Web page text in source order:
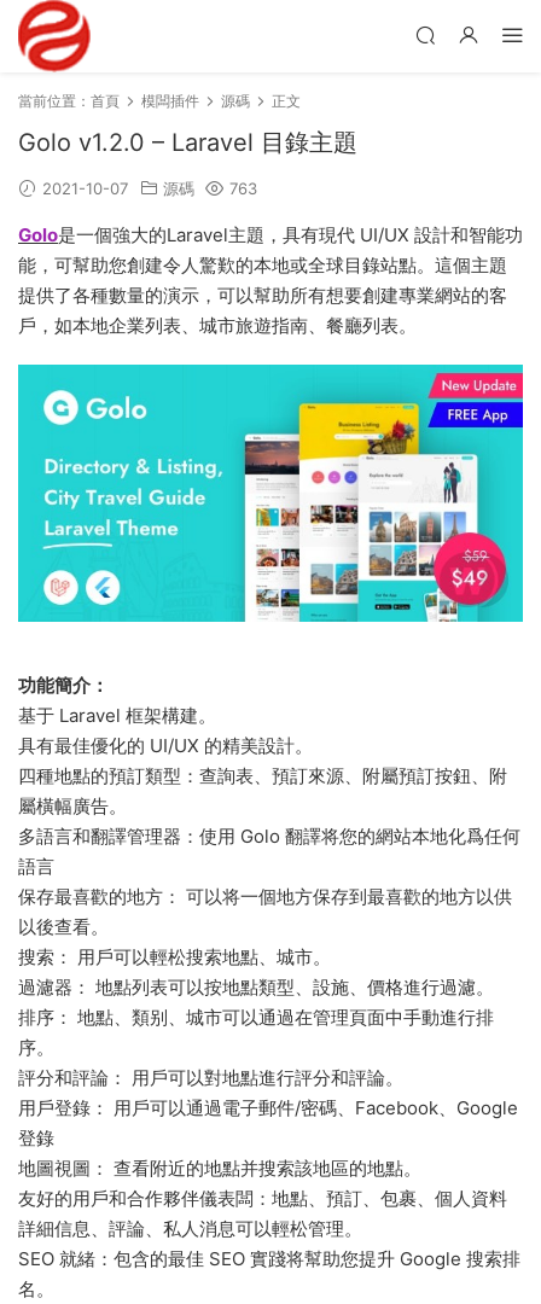
當前位置： 首頁 模闆插件 源碼 正文
Golo v1.2.0 – Laravel 目錄主題
2021-10-07 源碼 763
Golo是一個強大的Laravel主題，具有現代 UI/UX 設計和智能功
能，可幫助您創建令人驚歎的本地或全球目錄站點。這個主題
提供了各種數量的演示，可以幫助所有想要創建專業網站的客
戶，如本地企業列表、城市旅遊指南、餐廳列表。
功能簡介：
基于 Laravel 框架構建。
具有最佳優化的 UI/UX 的精美設計。
四種地點的預訂類型：查詢表、預訂來源、附屬預訂按鈕、附
屬橫幅廣告。
多語言和翻譯管理器：使用 Golo 翻譯将您的網站本地化爲任何
語言
保存最喜歡的地方： 可以将一個地方保存到最喜歡的地方以供
以後查看。
搜索： 用戶可以輕松搜索地點、城市。
過濾器： 地點列表可以按地點類型、設施、價格進行過濾。
排序： 地點、類别、城市可以通過在管理頁面中手動進行排
序。
評分和評論： 用戶可以對地點進行評分和評論。
用戶登錄： 用戶可以通過電子郵件/密碼、Facebook、Google
登錄
地圖視圖： 查看附近的地點并搜索該地區的地點。
友好的用戶和合作夥伴儀表闆：地點、預訂、包裹、個人資料
詳細信息、評論、私人消息可以輕松管理。
SEO 就緒：包含的最佳 SEO 實踐将幫助您提升 Google 搜索排
名。